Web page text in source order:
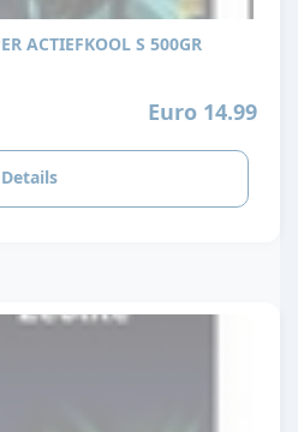
ACTIEFKOOL S 500GR
Euro 14.99
Details